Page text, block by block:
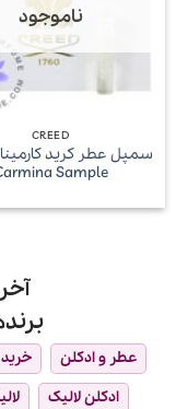
ناموجود
CREED
Sample
عطر و ادکلن
ادکلن لالیک